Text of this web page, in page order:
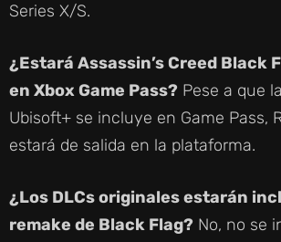
Series X/S.
¿Estará Assassin’s Creed Black
en Xbox Game Pass? Pese a que
Ubisoft+ se incluye en Game Pass,
estará de salida en la plataforma.
¿Los DLCs originales estarán
remake de Black Flag? No, no se